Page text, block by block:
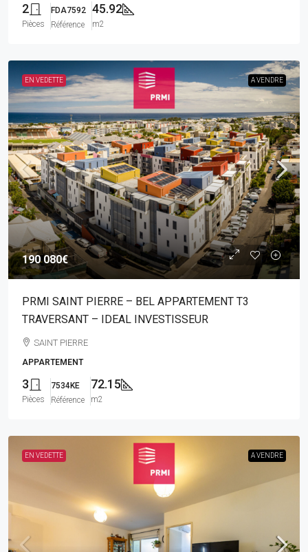
2
Pièces
FDA7592
Référence
45.92
m2
EN VEDETTE A VENDRE
190 080€
PRMI SAINT PIERRE – BEL APPARTEMENT T3
TRAVERSANT – IDEAL INVESTISSEUR
SAINT PIERRE
APPARTEMENT
3
Pièces
7534KE
Référence
72.15
m2
EN VEDETTE A VENDRE